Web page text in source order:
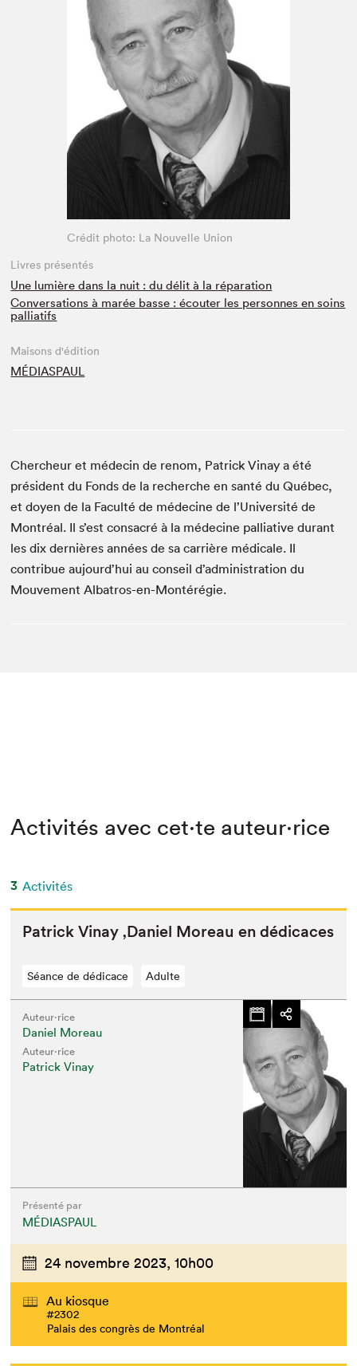
Espace médias
Crédit photo: La Nouvelle Union
Livres présentés
Une lumière dans la nuit : du délit à la réparation
Conversations à marée basse : écouter les personnes en soins
palliatifs
Maisons d'édition
MÉDIASPAUL
Chercheur et médecin de renom, Patrick Vinay a été
président du Fonds de la recherche en santé du Québec,
et doyen de la Faculté de médecine de l’Université de
Montréal. Il s’est consacré à la médecine palliative durant
les dix dernières années de sa carrière médicale. Il
contribue aujourd’hui au conseil d’administration du
Mouvement Albatros-en-Montérégie.
Activités avec cet·te auteur·rice
3 Activités
Patrick Vinay‚Daniel More­au en dédicaces
Séance de dédicace Adulte
Auteur·rice
Daniel Moreau
Auteur·rice
Patrick Vinay
Présenté par
MÉDIASPAUL
24 novembre 2023, 10h00
Au kiosque
#2302
Palais des congrès de Montréal